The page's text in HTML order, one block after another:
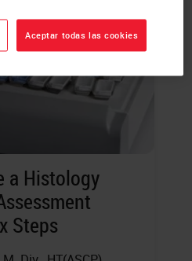
a Histology
Steps
Aceptar todas las cookies